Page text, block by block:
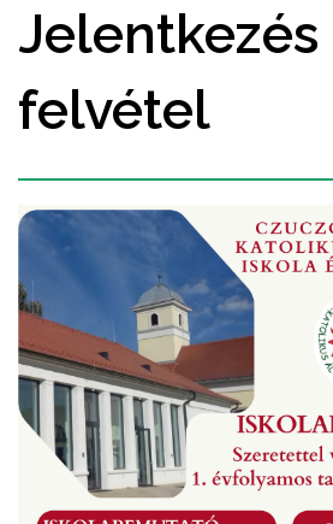
Jelentkezés
felvétel